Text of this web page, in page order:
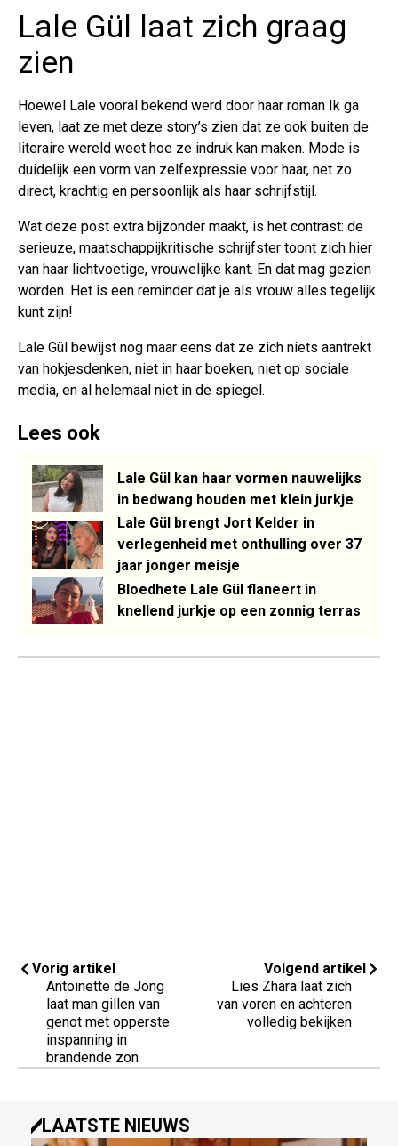
Lale Gül laat zich graag
zien
Hoewel Lale vooral bekend werd door haar roman Ik ga
leven, laat ze met deze story’s zien dat ze ook buiten de
literaire wereld weet hoe ze indruk kan maken. Mode is
duidelijk een vorm van zelfexpressie voor haar, net zo
direct, krachtig en persoonlijk als haar schrijfstijl.
Wat deze post extra bijzonder maakt, is het contrast: de
serieuze, maatschappijkritische schrijfster toont zich hier
van haar lichtvoetige, vrouwelijke kant. En dat mag gezien
worden. Het is een reminder dat je als vrouw alles tegelijk
kunt zijn!
Lale Gül bewijst nog maar eens dat ze zich niets aantrekt
van hokjesdenken, niet in haar boeken, niet op sociale
media, en al helemaal niet in de spiegel.
Lees ook
Lale Gül kan haar vormen nauwelijks
in bedwang houden met klein jurkje
Lale Gül brengt Jort Kelder in
verlegenheid met onthulling over 37
jaar jonger meisje
Bloedhete Lale Gül flaneert in
knellend jurkje op een zonnig terras
Vorig artikel
Antoinette de Jong
laat man gillen van
genot met opperste
inspanning in
brandende zon
Volgend artikel
Lies Zhara laat zich
van voren en achteren
volledig bekijken
LAATSTE NIEUWS